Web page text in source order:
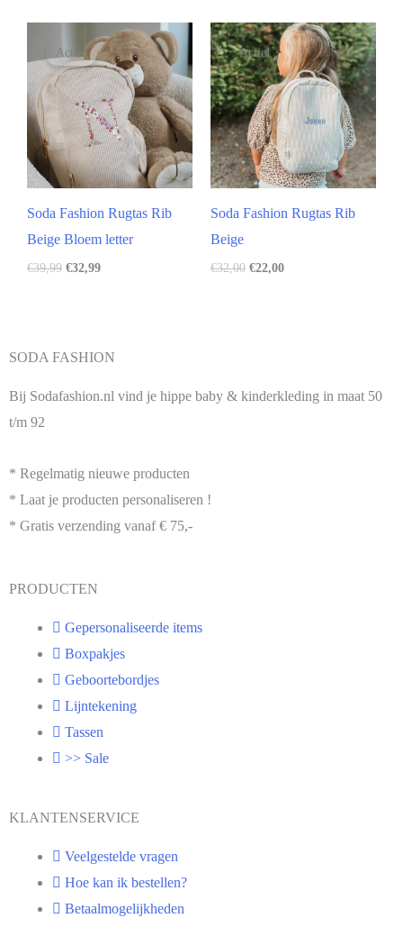
Actie!
Soda Fashion Rugtas Rib
Beige Bloem letter
€39,99 €32,99
Actie!
Soda Fashion Rugtas Rib
Beige
€32,00 €22,00
SODA FASHION
Bij Sodafashion.nl vind je hippe baby & kinderkleding in maat 50
t/m 92
* Regelmatig nieuwe producten
* Laat je producten personaliseren !
* Gratis verzending vanaf € 75,-
PRODUCTEN
Gepersonaliseerde items
Boxpakjes
Geboortebordjes
Lijntekening
Tassen
>> Sale
KLANTENSERVICE
Veelgestelde vragen
Hoe kan ik bestellen?
Betaalmogelijkheden